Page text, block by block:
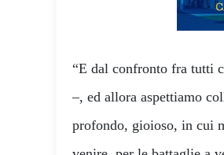
“E dal confronto fra tutti
–, ed allora aspettiamo
profondo, gioioso, in cui